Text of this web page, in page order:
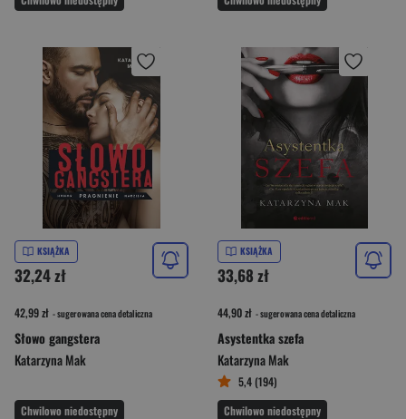
KSIĄŻKA
32,24 zł
42,99 zł - sugerowana cena detaliczna
Słowo gangstera
Katarzyna Mak
Chwilowo niedostępny
KSIĄŻKA
33,68 zł
44,90 zł - sugerowana cena detaliczna
Asystentka szefa
Katarzyna Mak
5,4 (194)
Chwilowo niedostępny